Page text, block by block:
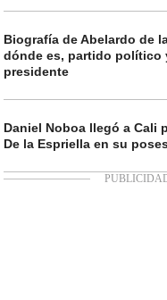
Biografía de Abelardo de
dónde es, partido político
presidente
Daniel Noboa llegó a Cali
De la Espriella en su